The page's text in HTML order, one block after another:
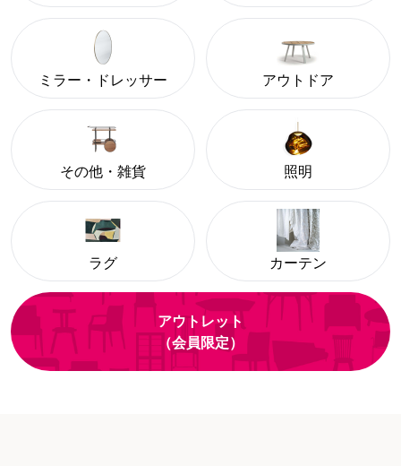
ミラー・ドレッサー アウトドア
その他・雑貨 照明
ラグ カーテン
アウトレット
（会員限定）